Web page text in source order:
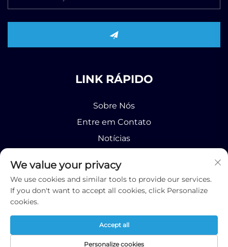
LINK RÁPIDO
Sobre Nós
Entre em Contato
Notícias
Direitos autorais © 2026 Runhao (Shandong)
International Business Co., Ltd;Política de Privacidade
CONTATO Notícias
We value your privacy
We use cookies and similar tools to provide our services.
If you don't want to accept all cookies, click Personalize
cookies.
Personalize cookies
Accept all